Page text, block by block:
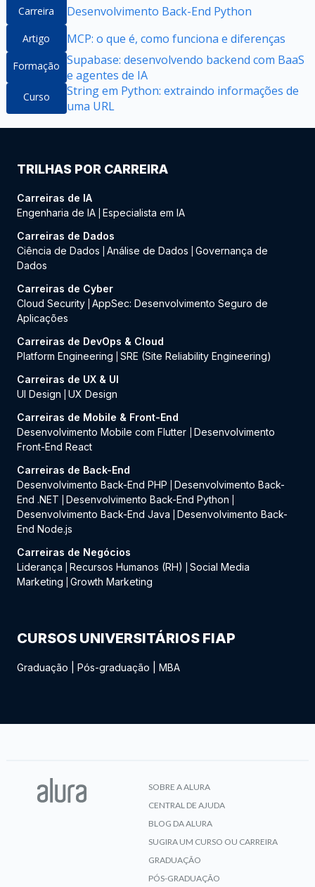
Carreira Desenvolvimento Back-End Python
Artigo MCP: o que é, como funciona e diferenças
Formação Supabase: desenvolvendo backend com BaaS
e agentes de IA
Curso
String em Python: extraindo informações de
uma URL
TRILHAS POR CARREIRA
Carreiras de IA
Engenharia de IA Especialista em IA
Carreiras de Dados
Ciência de Dados
Análise de Dados
Governança de
Dados
Carreiras de Cyber
Cloud Security AppSec: Desenvolvimento Seguro de
Aplicações
Carreiras de DevOps & Cloud
Platform Engineering
SRE (Site Reliability Engineering)
Carreiras de UX & UI
UI Design
UX Design
Carreiras de Mobile & Front-End
Desenvolvimento Mobile com Flutter
Desenvolvimento
Front-End React
Carreiras de Back-End
Desenvolvimento Back-End PHP
Desenvolvimento Back-
End .NET
Desenvolvimento Back-End Python
Desenvolvimento Back-End Java
Desenvolvimento Back-
End Node.js
Carreiras de Negócios
Liderança
Recursos Humanos (RH)
Social Media
Marketing
Growth Marketing
CURSOS UNIVERSITÁRIOS FIAP
Graduação Pós-graduação MBA
SOBRE A ALURA
CENTRAL DE AJUDA
BLOG DA ALURA
SUGIRA UM CURSO OU CARREIRA
GRADUAÇÃO
PÓS-GRADUAÇÃO